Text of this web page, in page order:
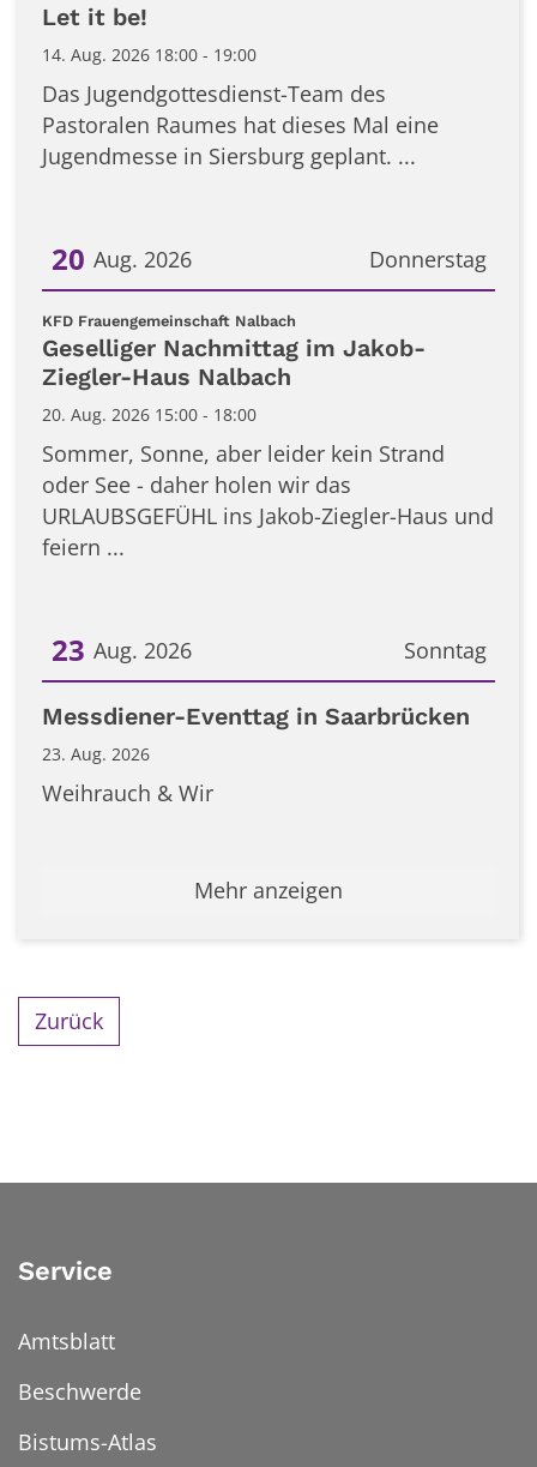
Let it be!
14. Aug. 2026 18:00 - 19:00
Das Jugendgottesdienst-Team des
Pastoralen Raumes hat dieses Mal eine
Jugendmesse in Siersburg geplant. ...
Donnerstag
20 Aug. 2026
Datum: 20. August 2026
KFD Frauengemeinschaft Nalbach
Geselliger Nachmittag im Jakob-
Ziegler-Haus Nalbach
20. Aug. 2026 15:00 - 18:00
Sommer, Sonne, aber leider kein Strand
oder See - daher holen wir das
URLAUBSGEFÜHL ins Jakob-Ziegler-Haus und
feiern ...
Sonntag
23 Aug. 2026
Datum: 23. August 2026
Messdiener-Eventtag in Saarbrücken
23. Aug. 2026
Weihrauch & Wir
Mehr anzeigen
Zurück
Service
Amtsblatt
Beschwerde
Bistums-Atlas